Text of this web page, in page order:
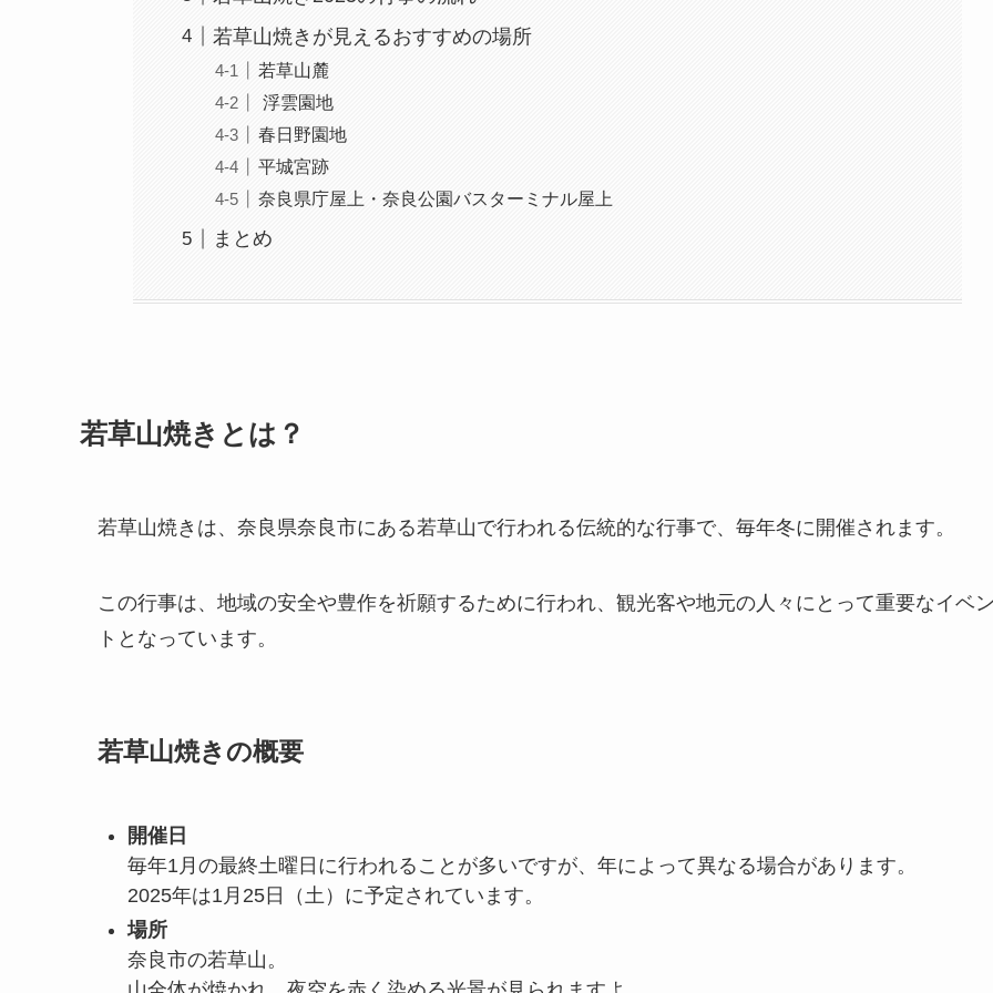
若草山焼きが見えるおすすめの場所
若草山麓
浮雲園地
春日野園地
平城宮跡
奈良県庁屋上・奈良公園バスターミナル屋上
まとめ
若草山焼きとは？
若草山焼きは、奈良県奈良市にある若草山で行われる伝統的な行事で、毎年冬に開催されます。
この行事は、地域の安全や豊作を祈願するために行われ、観光客や地元の人々にとって重要なイベ
トとなっています。
若草山焼きの概要
開催日
毎年1月の最終土曜日に行われることが多いですが、年によって異なる場合があります。
2025年は1月25日（土）に予定されています。
場所
奈良市の若草山。